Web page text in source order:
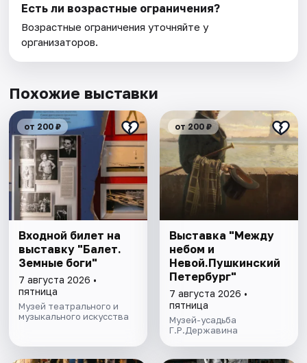
Есть ли возрастные ограничения?
Возрастные ограничения уточняйте у
организаторов.
Похожие выставки
от 200 ₽
Входной билет на
выставку "Балет.
Земные боги"
7 августа 2026 •
пятница
Музей театрального и
музыкального искусства
от 200 ₽
Выставка "Между
небом и
Невой.Пушкинский
Петербург"
7 августа 2026 •
пятница
Музей-усадьба
Г.Р.Державина